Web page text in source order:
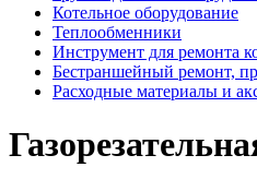
Котельное оборудование
Теплообменники
Инструмент для ремонта
Бестраншейный ремонт,
Расходные материалы и